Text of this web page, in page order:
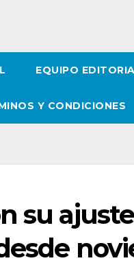
EQUIPO
Y CONDICIONES
su